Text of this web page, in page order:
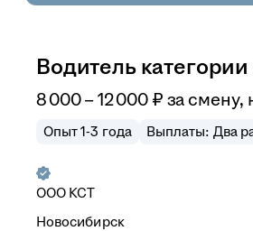
Водитель
8 000–12 000 ₽ за смену,
Опыт 1-3 года Выплаты: Два
ООО КСТ
Новосибирск